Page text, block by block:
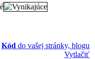
Kód do vašej stránky, blogu
Vytlačiť